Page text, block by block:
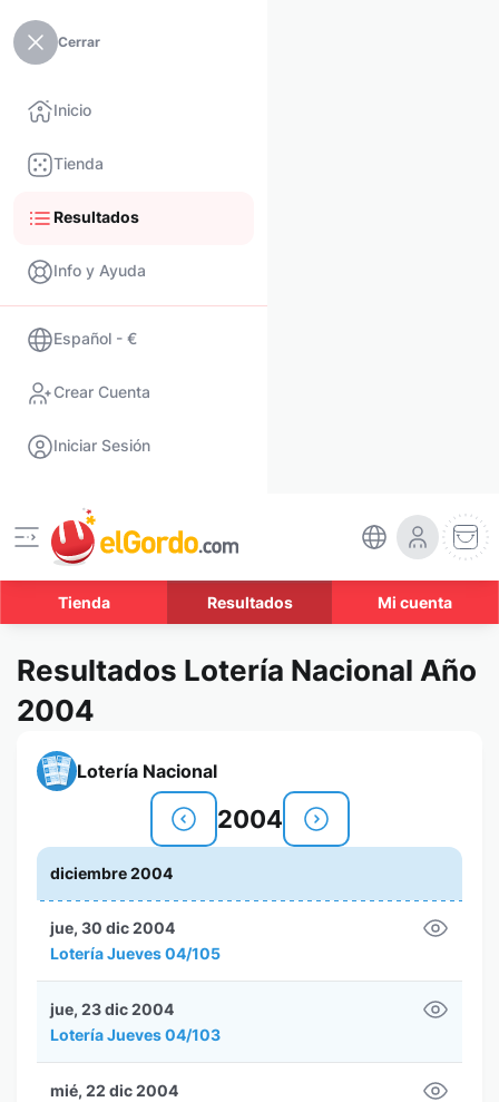
Cerrar
Inicio
Tienda
Resultados
Info y Ayuda
Español - €
Crear Cuenta
Iniciar Sesión
Tienda Resultados Mi cuenta
Resultados Lotería Nacional Año
2004
Lotería Nacional
2004
diciembre 2004
Lotería Jueves 04/105
jue, 30 dic 2004
Lotería Jueves 04/103
jue, 23 dic 2004
mié, 22 dic 2004